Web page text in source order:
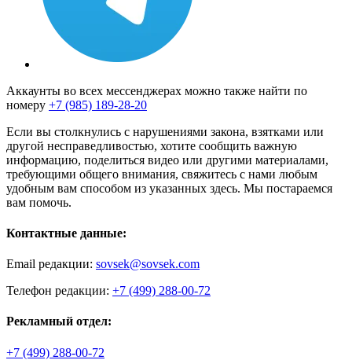
Аккаунты во всех мессенджерах можно также найти по
номеру +7 (985) 189-28-20
Если вы столкнулись с нарушениями закона, взятками или
другой несправедливостью, хотите сообщить важную
информацию, поделиться видео или другими материалами,
требующими общего внимания, свяжитесь с нами любым
удобным вам способом из указанных здесь. Мы постараемся
вам помочь.
Контактные данные:
Email редакции: sovsek@sovsek.com
Телефон редакции: +7 (499) 288-00-72
Рекламный отдел:
+7 (499) 288-00-72